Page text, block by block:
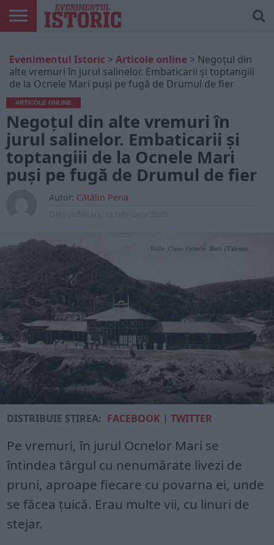
ONLINE
EDIȚII
TIPĂRITE
ISTORIC
PLAY
CONTUL
MEU
Evenimentul Istoric > Articole online > Negoțul din
alte vremuri în jurul salinelor. Embaticarii și toptangiii
de la Ocnele Mari puși pe fugă de Drumul de fier
ARTICOLE ONLINE
Negoțul din alte vremuri în
jurul salinelor. Embaticarii și
toptangiii de la Ocnele Mari
puși pe fugă de Drumul de fier
Autor: Cătălin Pena
DISTRIBUIE ȘTIREA: FACEBOOK |TWITTER
Pe vremuri, în jurul Ocnelor Mari se
întindea târgul cu nenumărate livezi de
pruni, aproape fiecare cu povarna ei, unde
se făcea țuică. Erau multe vii, cu linuri de
stejar.